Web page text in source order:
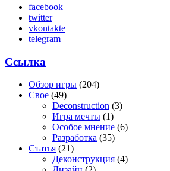
facebook
twitter
vkontakte
telegram
Ссылка
Обзор игры (204)
Свое (49)
Deconstruction (3)
Игра мечты (1)
Особое мнение (6)
Разработка (35)
Статья (21)
Деконструкция (4)